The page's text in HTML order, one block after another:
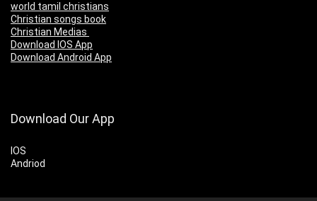
world tamil christians
Christian songs book
Christian Medias
Download IOS App
Download Android App
Download Our App
IOS
Andriod